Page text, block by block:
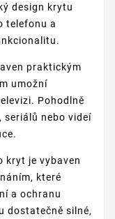
design krytu
telefonu a
praktickým
umožní
Pohodlně
seriálů nebo videí
kryt je vybaven
které
a ochranu
dostatečně silné,